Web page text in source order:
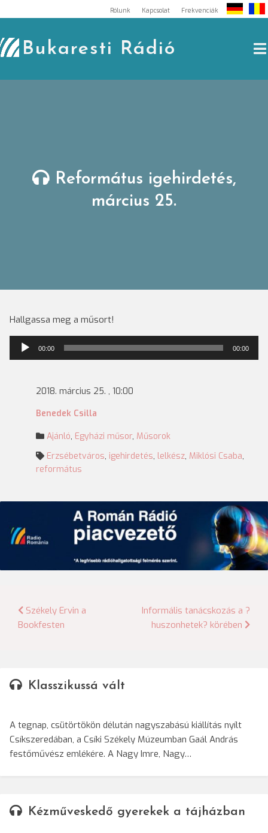
to
content
Rólunk Kapcsolat Frekvenciák
Bukaresti Rádió
Református igehirdetés,
március 25.
Hallgassa meg a műsort!
Audió
lejátszó
00:00 00:00
2018. március 25. , 10:00
Benedek Csilla
Ajánló, Egyházi műsor, Műsorok
Erzsébetváros, igehirdetés, lelkész, Miklósi Csaba,
református
Bejegyzés
Székely Ervin a
Bookfesten
Informális tanácskozás a ?
huszonhetek? körében
Klasszikussá vált
A tegnap, csütörtökön délután nagyszabású kiállítás nyílt
Csíkszeredában, a Csíki Székely Múzeumban Gaál András
festőművész emlékére. A Nagy Imre, Nagy…
Kézműveskedő gyerekek a tájházban